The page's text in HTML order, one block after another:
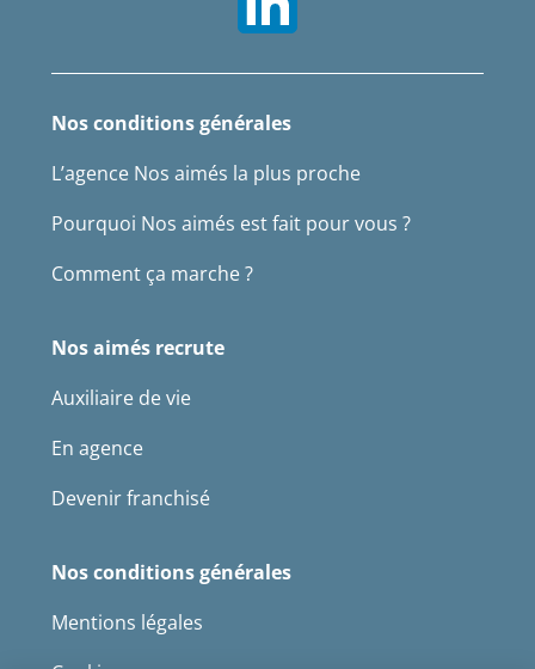
Nos conditions générales
L’agence Nos aimés la plus proche
Pourquoi Nos aimés est fait pour vous ?
Comment ça marche ?
Nos aimés recrute
Auxiliaire de vie
En agence
Devenir franchisé
Nos conditions générales
Mentions légales